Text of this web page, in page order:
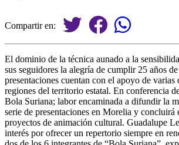
Compartir en:
El dominio de la técnica aunado a la
sus seguidores la alegría de cumplir 25 años
presentaciones cuentan con el apoyo de
regiones del territorio estatal. En conferencia
Bola Suriana; labor encaminada a difundir la
serie de presentaciones en Morelia y
proyectos de animación cultural. Guadalupe
interés por ofrecer un repertorio siempre en